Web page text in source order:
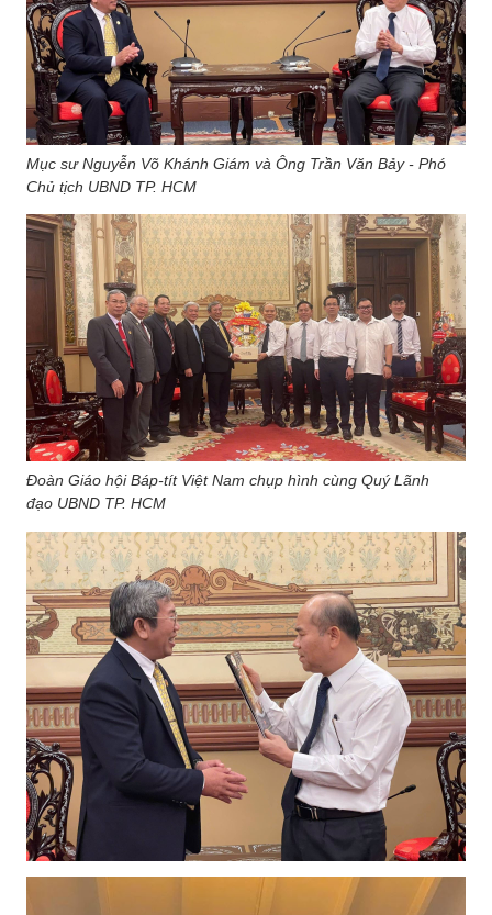
Mục sư Nguyễn Võ Khánh Giám và Ông Trần Văn Bảy - Phó
Chủ tịch UBND TP. HCM
Đoàn Giáo hội Báp-tít Việt Nam chụp hình cùng Quý Lãnh
đạo UBND TP. HCM